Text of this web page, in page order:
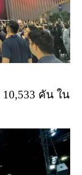
10,533 คัน ใน